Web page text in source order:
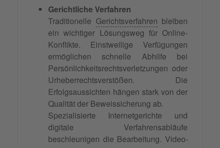
Gerichtliche Verfahren
Traditionelle Gerichtsverfahren bleiben
ein wichtiger Lösungsweg für Online-
Konflikte. Einstweilige Verfügungen
ermöglichen schnelle Abhilfe bei
Persönlichkeitsrechtsverletzungen oder
Urheberrechtsverstößen. Die
Erfolgsaussichten hängen stark von der
Qualität der Beweissicherung ab.
Spezialisierte Internetgerichte und
digitale Verfahrensabläufe
beschleunigen die Bearbeitung. Video-